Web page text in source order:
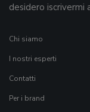
desidero
Chi siamo
I nostri esperti
Contatti
Per i brand